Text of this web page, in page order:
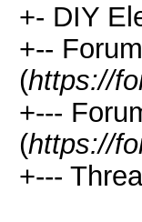
+- DIY
+--
(https://
+---
(https://
+---